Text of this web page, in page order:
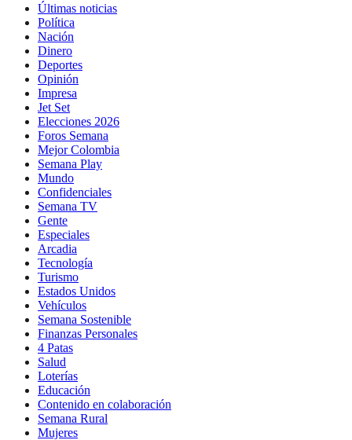
Últimas noticias
Política
Nación
Dinero
Deportes
Opinión
Impresa
Jet Set
Elecciones 2026
Foros Semana
Mejor Colombia
Semana Play
Mundo
Confidenciales
Semana TV
Gente
Especiales
Arcadia
Tecnología
Turismo
Estados Unidos
Vehículos
Semana Sostenible
Finanzas Personales
4 Patas
Salud
Loterías
Educación
Contenido en colaboración
Semana Rural
Mujeres